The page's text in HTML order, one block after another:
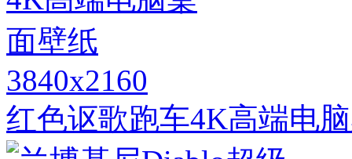
3840x2160
红色讴歌跑车4K高端电